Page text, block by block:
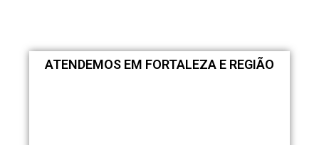
ATENDEMOS EM FORTALEZA E REGIÃO